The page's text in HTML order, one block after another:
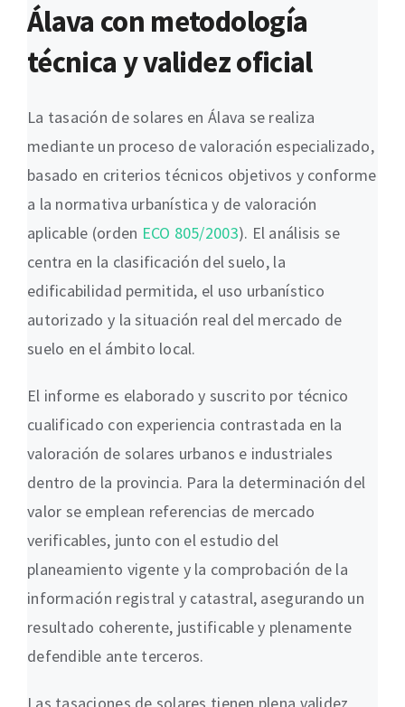
Álava con metodología
técnica y validez oficial
La tasación de solares en Álava se realiza
mediante un proceso de valoración especializado,
basado en criterios técnicos objetivos y conforme
a la normativa urbanística y de valoración
aplicable (orden ECO 805/2003). El análisis se
centra en la clasificación del suelo, la
edificabilidad permitida, el uso urbanístico
autorizado y la situación real del mercado de
suelo en el ámbito local.
El informe es elaborado y suscrito por técnico
cualificado con experiencia contrastada en la
valoración de solares urbanos e industriales
dentro de la provincia. Para la determinación del
valor se emplean referencias de mercado
verificables, junto con el estudio del
planeamiento vigente y la comprobación de la
información registral y catastral, asegurando un
resultado coherente, justificable y plenamente
defendible ante terceros.
Las tasaciones de solares tienen plena validez